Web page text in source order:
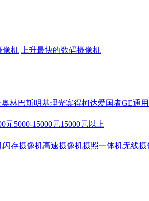
像机 上升最快的数码摄像机
奥林巴斯明基理光宾得柯达爱国者GE通
元5000-15000元15000元以上
闪存摄像机高速摄像机摄照一体机无线摄